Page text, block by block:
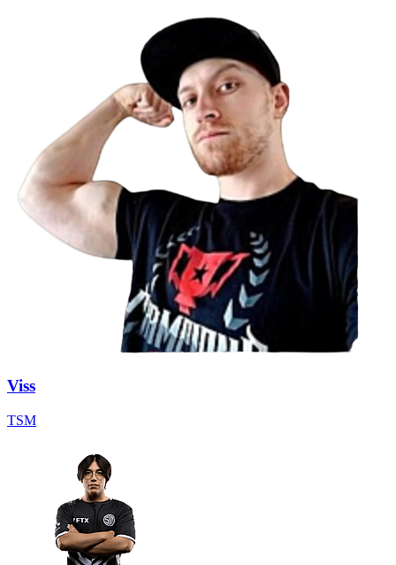
Viss
TSM